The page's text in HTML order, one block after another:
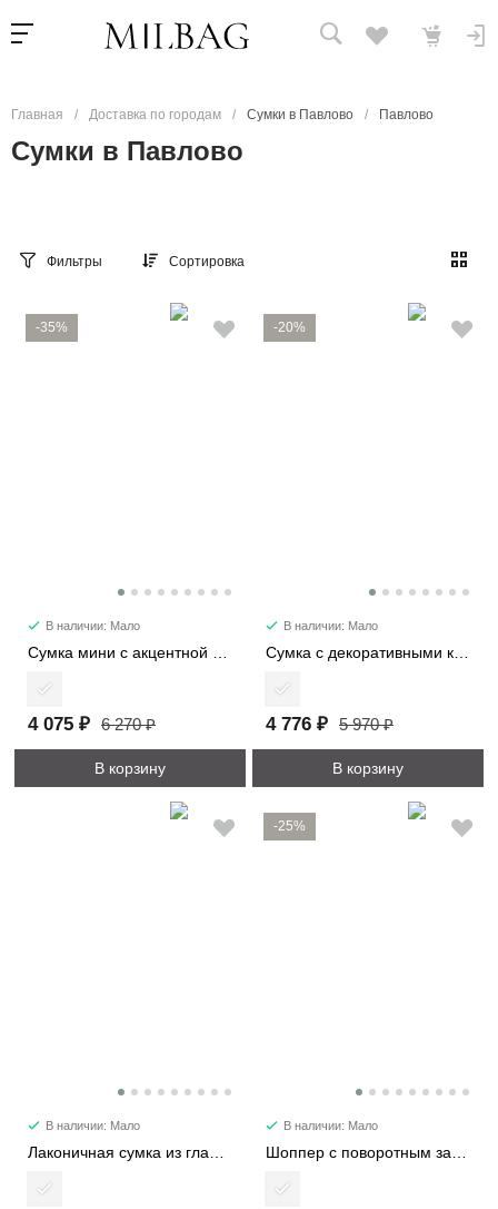
Главная / Доставка по городам / Сумки в Павлово / Павлово
Сумки в Павлово
Фильтры Сортировка
-35%
В наличии: Мало
Сумка мини с акцентной деталью 7053-1
4 075 ₽ 6 270 ₽
В корзину
-20%
В наличии: Мало
Сумка с декоративными карманами 2480
4 776 ₽ 5 970 ₽
В корзину
В наличии: Мало
-25%
В наличии: Мало